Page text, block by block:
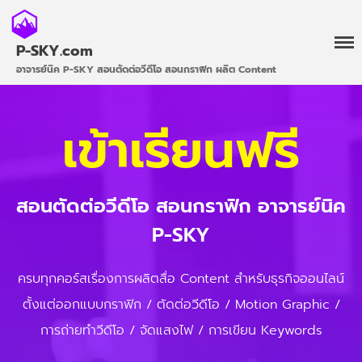
คอร์สทั้งหมด
รีวิว / ผลงานนักเรียน
P-SKY.com
อาจารย์นิค P-SKY สอนตัดต่อวีดีโอ สอนกราฟิก ผลิต Content
เข้าเรียนฟรี
สอนตัดต่อวีดีโอ สอนกราฟิก อาจารย์นิค
P-SKY
ครบทุกคอร์สเรื่องการผลิตสื่อ Content สำหรับธุรกิจออนไลน์
ตั้งแต่ออกแบบกราฟิก / ตัดต่อวีดีโอ / Motion Graphic /
การถ่ายทำวีดีโอ / จัดแสงไฟ / การเขียน Keywords